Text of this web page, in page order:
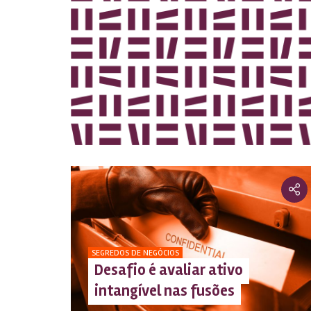
SEGREDOS DE NEGÓCIOS
Desafio é avaliar ativo
intangível nas fusões